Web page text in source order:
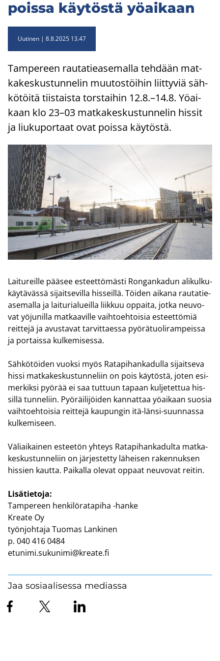
pois­sa käy­tös­tä yö­ai­kaan
Uutinen 8.8.2025 13.47
Tam­pe­reen rau­ta­tie­a­se­mal­la teh­dään mat­
ka­kes­kus­tun­ne­lin muu­tos­töi­hin liit­ty­viä säh­
kö­töi­tä tiis­tais­ta tors­tai­hin 12.8.–14.8. Yö­ai­
kaan klo 23–03 mat­ka­kes­kus­tun­ne­lin his­sit
ja liu­ku­por­taat ovat pois­sa käy­tös­tä.
Lai­tu­reil­le pää­see es­teet­tö­mäs­ti Ron­gan­ka­dun ali­kul­ku­
käy­tä­väs­sä si­jait­se­vil­la his­seil­lä. Töi­den ai­ka­na rau­ta­tie­
a­se­mal­la ja lai­tu­ria­lueil­la liik­kuu op­pai­ta, jotka neu­vo­
vat yö­ju­nil­la mat­kaa­vil­le vaih­toeh­toi­sia es­teet­tö­miä
reit­te­jä ja avus­ta­vat tar­vit­taes­sa pyö­rä­tuo­li­ram­peis­sa
ja por­tais­sa kul­ke­mi­ses­sa.
Säh­kö­töi­den vuok­si myös Ra­ta­pi­han­ka­dul­la si­jait­se­va
hissi mat­ka­kes­kus­tun­ne­liin on pois käy­tös­tä, joten esi­
mer­kik­si pyö­rää ei saa tut­tuun ta­paan kul­je­tet­tua his­
sil­lä tun­ne­liin. Pyö­räi­li­jöi­den kan­nat­taa yö­ai­kaan suo­sia
vaih­toeh­toi­sia reit­te­jä kau­pun­gin itä-​länsi-suunnassa
kul­ke­mi­seen.
Vä­liai­kai­nen es­tee­tön yh­teys Ra­ta­pi­han­ka­dul­ta mat­ka­
kes­kus­tun­ne­liin on jär­jes­tet­ty lä­hei­sen ra­ken­nuk­sen
his­sien kaut­ta. Pai­kal­la ole­vat op­paat neu­vo­vat rei­tin.
Li­sä­tie­to­ja:
Tam­pe­reen hen­ki­lö­ra­ta­pi­ha -​hanke
Krea­te Oy
työn­joh­ta­ja Tuo­mas Lan­ki­nen
p. 040 416 0484
etu­ni­mi.su­ku­ni­mi@krea­te.fi
Jaa sosiaalisessa mediassa